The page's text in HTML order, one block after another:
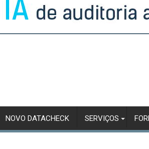
NOVO DATACHECK SERVIÇOS